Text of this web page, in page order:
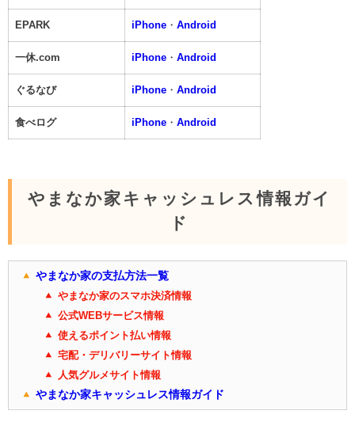
EPARK iPhone ・ Android
一休.com iPhone ・ Android
ぐるなび iPhone ・ Android
食べログ iPhone ・ Android
やまなか家キャッシュレス情報ガイ
ド
やまなか家の支払方法一覧
やまなか家のスマホ決済情報
公式WEBサービス情報
使えるポイント払い情報
宅配・デリバリーサイト情報
人気グルメサイト情報
やまなか家キャッシュレス情報ガイド